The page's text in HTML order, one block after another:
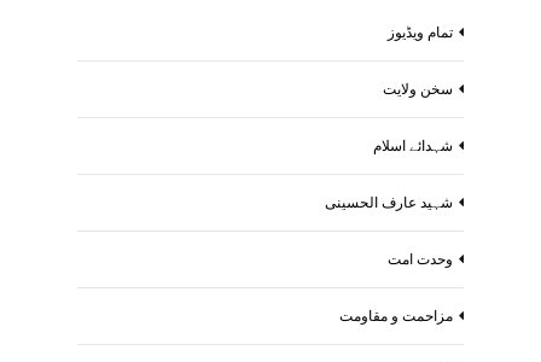
تمام ویڈیوز
سخن ولایت
شہدائے اسلام
شہید عارف الحسینی
وحدت امت
مزاحمت و مقاومت